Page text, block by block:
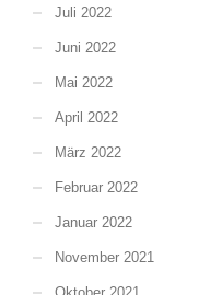
Juli 2022
Juni 2022
Mai 2022
April 2022
März 2022
Februar 2022
Januar 2022
November 2021